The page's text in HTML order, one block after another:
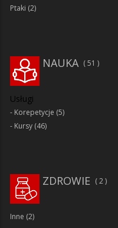
Ptaki (2)
51
NAUKA
Usługi
Korepetycje (5)
Kursy (46)
ZDROWIE 2
Inne (2)